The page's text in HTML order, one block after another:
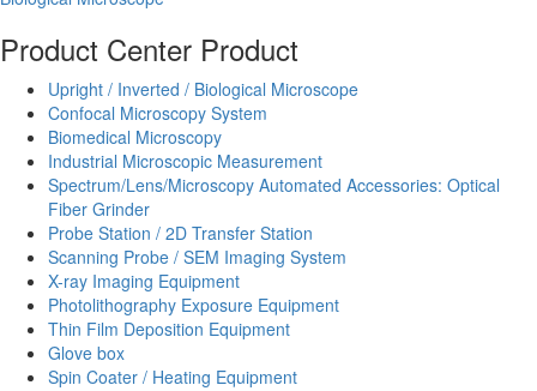
Product Center Product
Upright / Inverted / Biological Microscope
Confocal Microscopy System
Biomedical Microscopy
Industrial Microscopic Measurement
Spectrum/Lens/Microscopy Automated Accessories: Optical
Fiber Grinder
Probe Station / 2D Transfer Station
Scanning Probe / SEM Imaging System
X-ray Imaging Equipment
Photolithography Exposure Equipment
Thin Film Deposition Equipment
Glove box
Spin Coater / Heating Equipment